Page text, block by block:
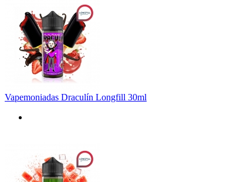
Vapemoniadas Draculín Longfill 30ml